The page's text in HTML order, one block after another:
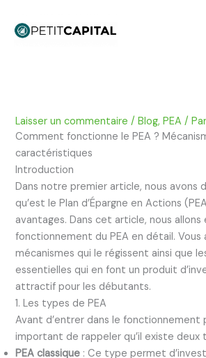
contenu
Laisser un commentaire /Blog,PEA /
Comment fonctionne le PEA ?
caractéristiques
Introduction
Dans notre premier article, nous avons
qu’est le Plan d’Épargne en Actions
avantages. Dans cet article, nous allons
fonctionnement du PEA en détail. Vous
mécanismes qui le régissent ainsi que
essentielles qui en font un produit
attractif pour les débutants.
1. Les types de PEA
Avant d’entrer dans le fonctionnement
important de rappeler qu’il existe deux
PEA classique : Ce type permet